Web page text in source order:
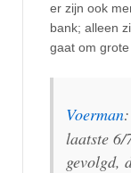
er zijn ook
bank; alleen
gaat om grote
Voerman
laatste 6/
gevolgd,